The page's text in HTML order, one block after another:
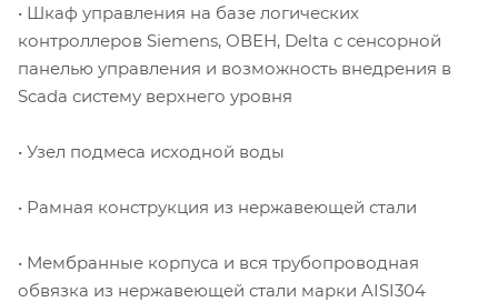
• Шкаф управления на базе логических
контроллеров Siemens, ОВЕН, Delta с сенсорной
панелью управления и возможность внедрения в
Scada систему верхнего уровня
• Узел подмеса исходной воды
• Рамная конструкция из нержавеющей стали
• Мембранные корпуса и вся трубопроводная
обвязка из нержавеющей стали марки AISI304